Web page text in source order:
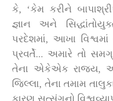
કે, ‘કેમ કરીને
જ્ઞાન અને
પરદેશમાં, આખા
પ્રવર્તે... અમારે તો
તેના એકેએક રાજ્ય,
જિલ્લા, તેના તમામ
કારણ સત્સંગનો